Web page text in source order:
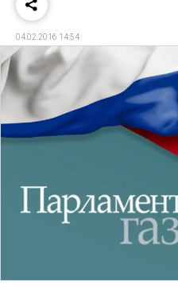
04.02.2016 14:54